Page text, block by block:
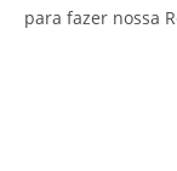
para fazer nossa